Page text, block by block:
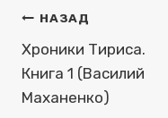
Навигация
по
записям
НАЗАД
Хроники Тириса.
Книга 1 (Василий
Маханенко)